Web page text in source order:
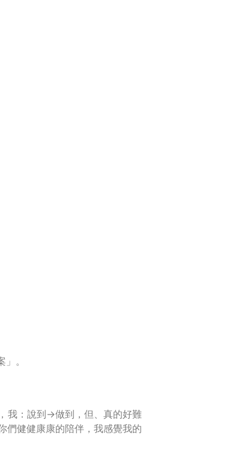
。
我：說到→做到，但、真的好難
們健健康康的陪伴，我感覺我的